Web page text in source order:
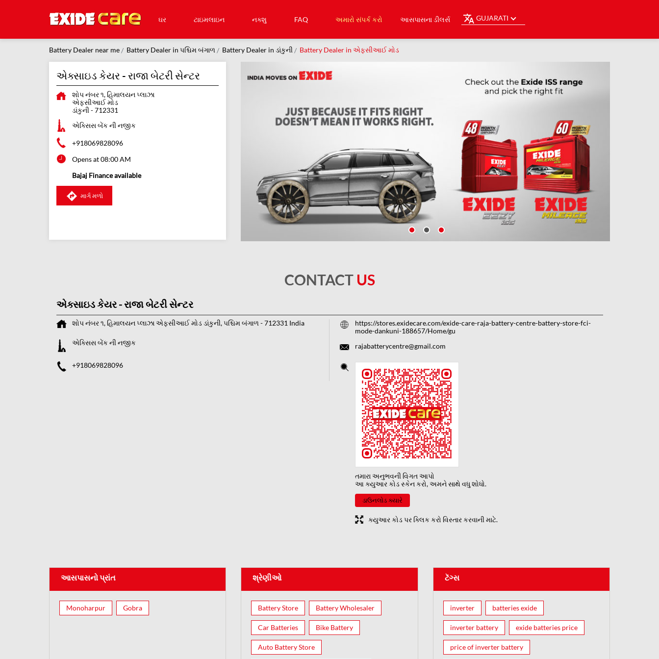
ઘર ટાઇમલાઇન નક્શુ FAQ અમારો સંપર્ક કરો આસપાસના ડીલર્સ GUJARATI
Battery Dealer near me Battery Dealer in પશ્ચિમ બંગાળ Battery Dealer in ડાંકુની Battery Dealer in એફસીઆઈ મોડ
એક્સાઇડ કેયર - રાજા બેટરી સેન્ટર
શોપ નંબર ૧, હિમાલયન પ્લાઝા
એફસીઆઈ મોડ
ડાંકુની-712331
એક્સિસ બેંક ની નજીક
+918069828096
Opens at 08:00 AM
Bajaj Finance available
માર્ગ મળો
CONTACT US
એક્સાઇડ કેયર - રાજા બેટરી સેન્ટર
શોપ નંબર ૧, હિમાલયન પ્લાઝા એફસીઆઈ મોડ ડાંકુની, પશ્ચિમ બંગાળ -712331 India
એક્સિસ બેંક ની નજીક
+918069828096
https://stores.exidecare.com/exide-care-raja-battery-centre-battery-store-fci-
mode-dankuni-188657/Home/gu
rajabatterycentre@gmail.com
તમારા અનુભવની વિગત આપો
આ ક્યુઆર કોડ સ્કેન કરો, અમને સાથે વધુ શોધો.
ડાઉનલોડ ક્યારે
ક્યુઆર કોડ પર ક્લિક કરો વિસ્તાર કરવાની માટે.
આસપાસનો પ્રાંત
Monoharpur Gobra
શ્રેણીઓ
Battery Store Battery Wholesaler
Car Batteries Bike Battery
Auto Battery Store
ટૅગ્સ
inverter batteries exide
inverter battery exide batteries price
price of inverter battery